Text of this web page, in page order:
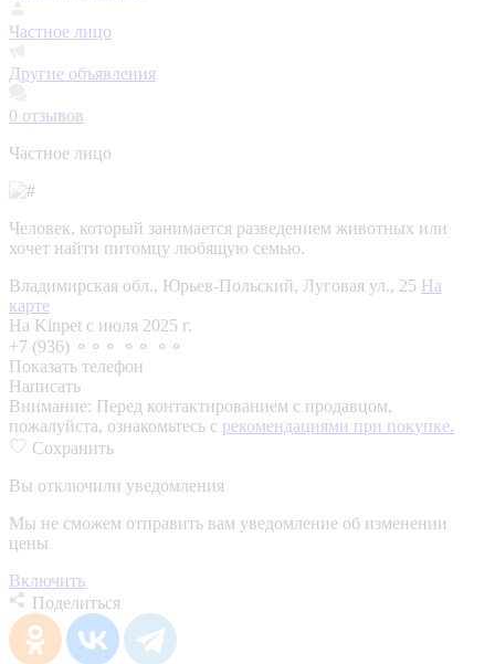
Частное лицо
Другие объявления
0 отзывов
Частное лицо
Человек, который занимается разведением животных или
хочет найти питомцу любящую семью.
Владимирская обл., Юрьев-Польский, Луговая ул., 25 На
карте
На Kinpet c июля 2025 г.
+7 (936) ⚬⚬⚬ ⚬⚬ ⚬⚬
Показать телефон
Написать
Внимание: Перед контактированием с продавцом,
пожалуйста, ознакомьтесь с рекомендациями при покупке.
Сохранить
Вы отключили уведомления
Мы не сможем отправить вам уведомление об изменении
цены
Включить
Поделиться